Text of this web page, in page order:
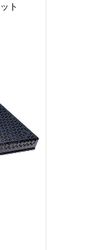
ト